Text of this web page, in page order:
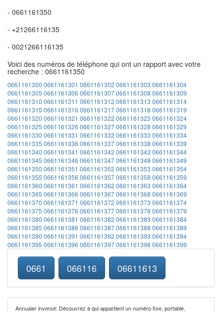
- 0661161350
- +21266116135
- 0021266116135
Voici des numéros de téléphone qui ont un rapport avec votre
recherche : 0661161350
0661161300 0661161301 0661161302 0661161303 0661161304
0661161305 0661161306 06611613070661161308 0661161309
0661161310 0661161311 0661161312 0661161313 0661161314
0661161315 0661161316 06611613170661161318 0661161319
0661161320 0661161321 0661161322 0661161323 0661161324
0661161325 0661161326 06611613270661161328 0661161329
0661161330 0661161331 0661161332 0661161333 0661161334
0661161335 0661161336 06611613370661161338 0661161339
0661161340 0661161341 0661161342 0661161343 0661161344
0661161345 0661161346 06611613470661161348 0661161349
0661161350 0661161351 0661161352 0661161353 0661161354
0661161355 0661161356 06611613570661161358 0661161359
0661161360 0661161361 0661161362 0661161363 0661161364
0661161365 0661161366 06611613670661161368 0661161369
0661161370 0661161371 0661161372 0661161373 0661161374
0661161375 0661161376 06611613770661161378 0661161379
0661161380 0661161381 0661161382 0661161383 0661161384
0661161385 0661161386 06611613870661161388 0661161389
0661161390 0661161391 0661161392 0661161393 0661161394
0661161395 0661161396 06611613970661161398 0661161399
0661 066116 06611613
Annuaier inversé: Découvrez à qui appartient un numéro fixe, portable,